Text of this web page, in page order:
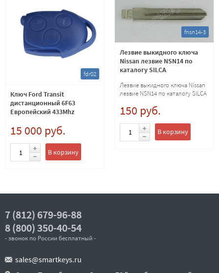
fdr02
Ключ Ford Transit
дистанционный 6F63
Европейский 433Mhz
15 000 руб.
В корзину
fnsn14-3
Лезвие выкидного ключа
Nissan лезвие NSN14 по
каталогу SILCA
Лезвие выкидного ключа Nissan
лезвие NSN14 по каталогу SILCA
150 руб.
В корзину
7 (812) 679-96-88
8 (800) 350-40-54
- звонок по России бесплатный -
sales@smartkeys.ru